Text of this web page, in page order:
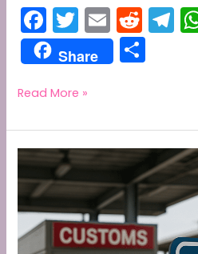
F
a
c
e
b
o
o
k
T
w
itt
er
E
m
ai
R
e
d
t
T
el
a
Share
e
Desmistificando
Velocidade:
ISP
LAN
–
Porquê
Read More »